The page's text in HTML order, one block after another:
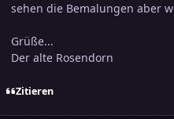
sehen die Bemalungen aber
Grüße...
Der alte Rosendorn
Zitieren